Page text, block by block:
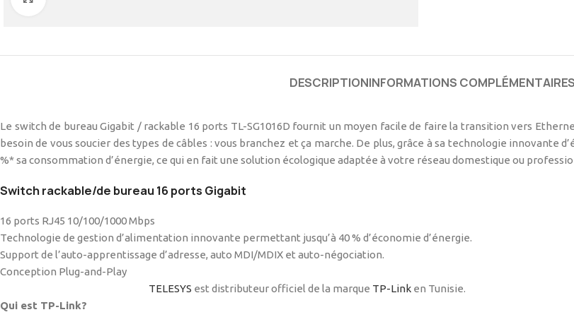
DESCRIPTIONINFORMATIONS COMPLÉMENTAIRES
Le switch de bureau Gigabit / rackable 16 ports TL-SG1016D fournit un moyen facile de faire la transition vers
besoin de vous soucier des types de câbles : vous branchez et ça marche. De plus, grâce à sa technologie innovante
%* sa consommation d’énergie, ce qui en fait une solution écologique adaptée à votre réseau domestique ou
Switch rackable/de bureau 16 ports Gigabit
16 ports RJ45 10/100/1000 Mbps
Technologie de gestion d’alimentation innovante permettant jusqu’à 40 % d’économie d’énergie.
Support de l’auto-apprentissage d’adresse, auto MDI/MDIX et auto-négociation.
Conception
TELESYS est distributeur officiel de la marque TP-Link en Tunisie.
Qui est TP-Link?